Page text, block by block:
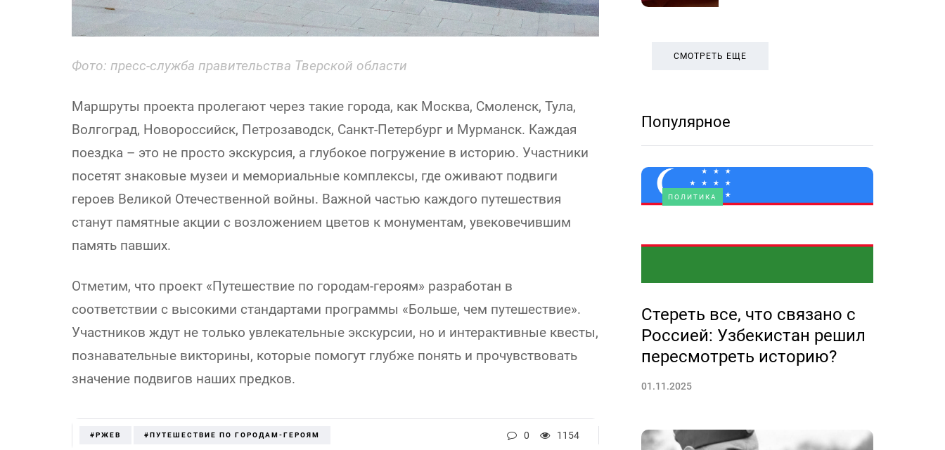
Фото: пресс-служба правительства Тверской области
Маршруты проекта пролегают через такие города, как Москва, Смоленск, Тула,
Волгоград, Новороссийск, Петрозаводск, Санкт-Петербург и Мурманск. Каждая
поездка – это не просто экскурсия, а глубокое погружение в историю. Участники
посетят знаковые музеи и мемориальные комплексы, где оживают подвиги
героев Великой Отечественной войны. Важной частью каждого путешествия
станут памятные акции с возложением цветов к монументам, увековечившим
память павших.
Отметим, что проект «Путешествие по городам-героям» разработан в
соответствии с высокими стандартами программы «Больше, чем путешествие».
Участников ждут не только увлекательные экскурсии, но и интерактивные квесты,
познавательные викторины, которые помогут глубже понять и прочувствовать
значение подвигов наших предков.
#РЖЕВ #ПУТЕШЕСТВИЕ ПО ГОРОДАМ-ГЕРОЯМ 0 1154
СМОТРЕТЬ ЕЩЕ
Популярное
ПОЛИТИКА
Стереть все, что связано с
Россией: Узбекистан решил
пересмотреть историю?
01.11.2025